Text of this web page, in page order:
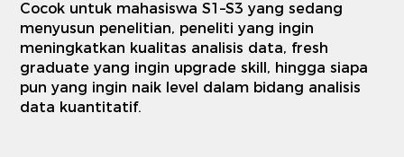
Cocok untuk mahasiswa S1–S3 yang sedang
menyusun penelitian, peneliti yang ingin
meningkatkan kualitas analisis data, fresh
graduate yang ingin upgrade skill, hingga siapa
pun yang ingin naik level dalam bidang analisis
data kuantitatif.